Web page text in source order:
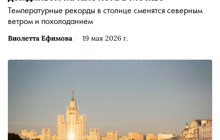
Виолетта Ефимова 19 мая 2026 г.
Температурные рекорды в столице сменятся северным
ветром и похолоданием